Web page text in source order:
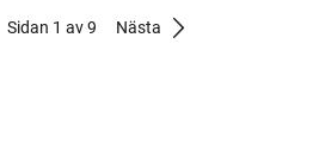
Sidan 1 av 9 Nästa